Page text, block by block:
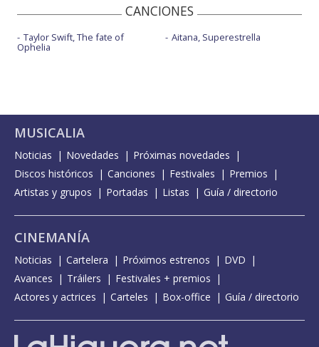
CANCIONES
Taylor Swift, The fate of
Ophelia
Aitana, Superestrella
MUSICALIA
Noticias Novedades
Próximas novedades
Discos históricos
Canciones Festivales
Premios
Artistas y grupos
Portadas Listas Guía / directorio
CINEMANÍA
Noticias Cartelera Próximos estrenos
DVD
Avances
Tráilers
Festivales + premios
Actores y actrices
Carteles Box-office Guía / directorio